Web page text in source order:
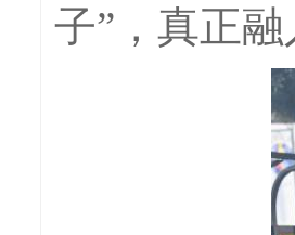
子”，真正